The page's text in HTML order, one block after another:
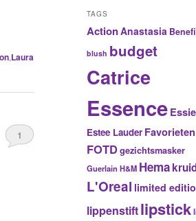
,Laura
1
TAGS
ActionAnastasia
blush budget
Catrice
EssenceEssie
Estee Lauder Favorieten
FOTDgezichtsmasker
Guerlain H&M Hema
L'Oreal limited
lippenstiftlipstick